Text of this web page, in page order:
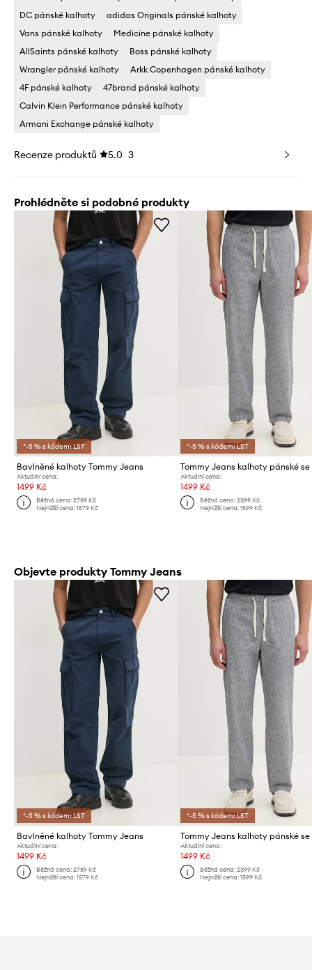
DC pánské kalhoty
adidas Originals pánské kalhoty
Vans pánské kalhoty
Medicine pánské kalhoty
AllSaints pánské kalhoty
Boss pánské kalhoty
Wrangler pánské kalhoty
Arkk Copenhagen pánské kalhoty
4F pánské kalhoty
47brand pánské kalhoty
Calvin Klein Performance pánské kalhoty
Armani Exchange pánské kalhoty
Recenze produktů 5.0 3
Prohlédněte si podobné produkty
*-5 % s kódem: LST
Bavlněné kalhoty Tommy Jeans
Aktuální cena:
1499 Kč
Běžná cena:2789 Kč
Nejnižší cena:1579 Kč
*-5 % s kódem: LST
Tommy Jeans kalhoty pánské se
Aktuální cena:
1499 Kč
Běžná cena: 2399 Kč
Nejnižší cena: 1599 Kč
Objevte produkty Tommy Jeans
*-5 % s kódem: LST
Bavlněné kalhoty Tommy Jeans
Aktuální cena:
1499 Kč
Běžná cena:2789 Kč
Nejnižší cena:1579 Kč
*-5 % s kódem: LST
Tommy Jeans kalhoty pánské se
Aktuální cena:
1499 Kč
Běžná cena: 2399 Kč
Nejnižší cena: 1599 Kč